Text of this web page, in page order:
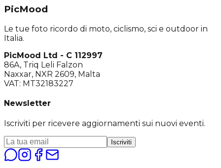
PicMood
Le tue foto ricordo di moto, ciclismo, sci e outdoor in
Italia.
PicMood Ltd - C 112997
86A, Triq Leli Falzon
Naxxar, NXR 2609, Malta
VAT: MT32183227
Newsletter
Iscriviti per ricevere aggiornamenti sui nuovi eventi.
Iscriviti